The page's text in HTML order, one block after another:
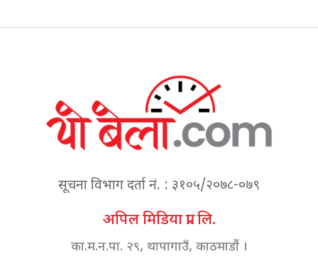
सूचना विभाग दर्ता नं. : ३१०५/२०७८-०७९
अपिल मिडिया प्रा. लि.
का.म.न.पा. २९, थापागाउँ, काठमाडौं ।